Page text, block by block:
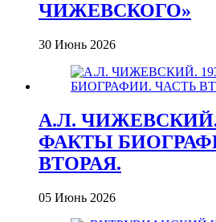
ЧИЖЕВСКОГО»
30 Июнь 2026
А.Л. ЧИЖЕВСКИЙ.
ФАКТЫ
ВТОРАЯ.
05 Июнь 2026